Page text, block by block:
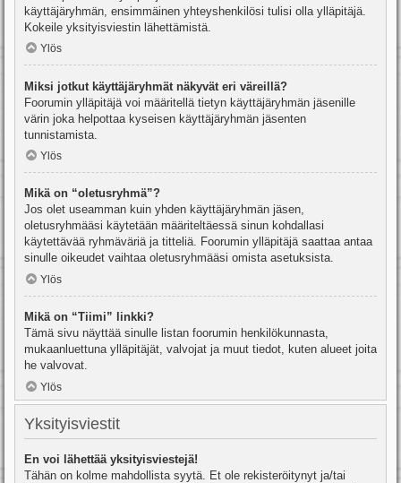
käyttäjäryhmän, ensimmäinen yhteyshenkilösi tulisi olla ylläpitäjä.
Kokeile yksityisviestin lähettämistä.
Ylös
Miksi jotkut käyttäjäryhmät näkyvät eri väreillä?
Foorumin ylläpitäjä voi määritellä tietyn käyttäjäryhmän jäsenille
värin joka helpottaa kyseisen käyttäjäryhmän jäsenten
tunnistamista.
Ylös
Mikä on “oletusryhmä”?
Jos olet useamman kuin yhden käyttäjäryhmän jäsen,
oletusryhmääsi käytetään määriteltäessä sinun kohdallasi
käytettävää ryhmäväriä ja titteliä. Foorumin ylläpitäjä saattaa antaa
sinulle oikeudet vaihtaa oletusryhmääsi omista asetuksista.
Ylös
Mikä on “Tiimi” linkki?
Tämä sivu näyttää sinulle listan foorumin henkilökunnasta,
mukaanluettuna ylläpitäjät, valvojat ja muut tiedot, kuten alueet joita
he valvovat.
Ylös
Yksityisviestit
En voi lähettää yksityisviestejä!
Tähän on kolme mahdollista syytä. Et ole rekisteröitynyt ja/tai